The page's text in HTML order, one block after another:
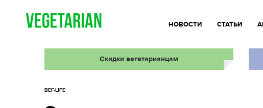
НОВОСТИ СТАТЬИ
Скидки вегетарианцам
ВЕГ-LIFE